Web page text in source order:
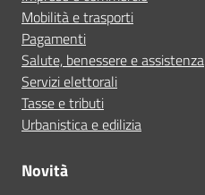
Mobilità e trasporti
Pagamenti
Salute, benessere e assistenza
Servizi elettorali
Tasse e tributi
Urbanistica e edilizia
Novità